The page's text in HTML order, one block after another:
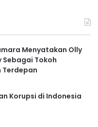
Menyatakan Olly
Tokoh
Terdepan
Korupsi di Indonesia